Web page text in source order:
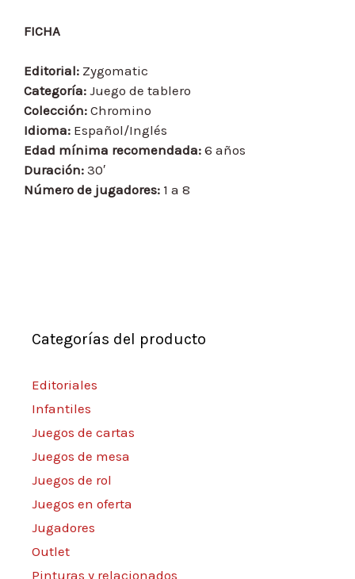
FICHA
Editorial: Zygomatic
Categoría: Juego de tablero
Colección: Chromino
Idioma: Español/Inglés
Edad mínima recomendada: 6 años
Duración: 30′
Número de jugadores: 1 a 8
Categorías del producto
Editoriales
Infantiles
Juegos de cartas
Juegos de mesa
Juegos de rol
Juegos en oferta
Jugadores
Outlet
Pinturas y relacionados